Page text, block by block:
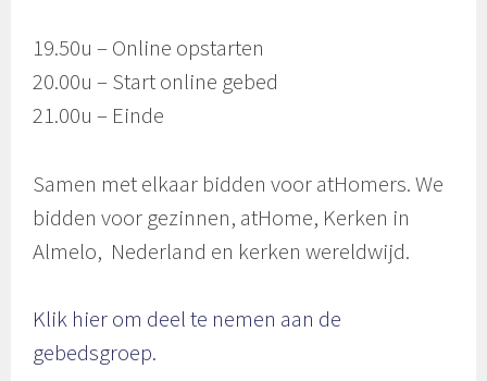
19.50u – Online opstarten
20.00u – Start online gebed
21.00u – Einde
Samen met elkaar bidden voor atHomers. We
bidden voor gezinnen, atHome, Kerken in
Almelo, Nederland en kerken wereldwijd.
Klik hier om deel te nemen aan de
gebedsgroep.